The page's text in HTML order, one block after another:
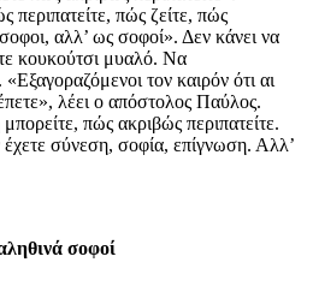
περιπατείτε, πώς ζείτε, πώς
αλλ’ ως σοφοί». Δεν κάνει να
κουκούτσι μυαλό. Να
τον καιρόν ότι αι
λέει ο απόστολος Παύλος.
πώς ακριβώς περιπατείτε.
σύνεση, σοφία, επίγνωση. Αλλ’
σοφοί